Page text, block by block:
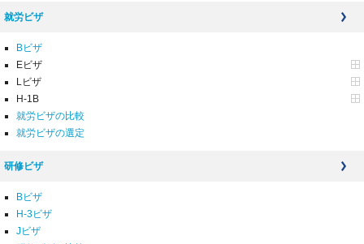
就労ビザ
Bビザ
Eビザ
Lビザ
H-1B
就労ビザの比較
就労ビザの選定
研修ビザ
Bビザ
H-3ビザ
Jビザ